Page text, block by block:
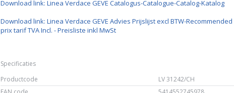
Download link: Linea Verdace GEVE Catalogus-Catalogue-Catalog-Katalog
Download link: Linea Verdace GEVE Advies Prijslijst excl BTW-Recommended
prix tarif TVA Incl. - Preisliste inkl MwSt
Specificaties
Productcode
LV 31242/CH